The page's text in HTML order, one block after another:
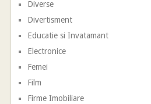
Diverse
Divertisment
Educatie si Invatamant
Electronice
Femei
Film
Firme Imobiliare